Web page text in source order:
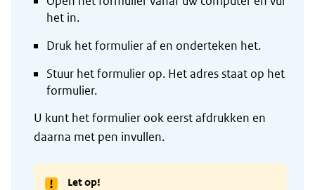
het in.
Druk het formulier af en onderteken het.
Stuur het formulier op. Het adres staat op het
formulier.
U kunt het formulier ook eerst afdrukken en
daarna met pen invullen.
Let op!